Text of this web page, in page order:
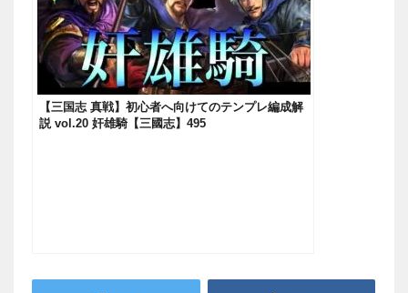
【三国志 真戦】初心者へ向けてのテンプレ編成解
説 vol.20 奸雄騎【三國志】495